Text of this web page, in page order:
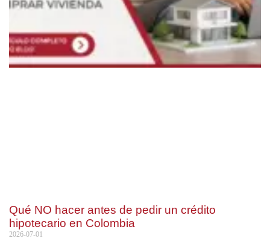
Qué NO hacer antes de pedir un crédito
hipotecario en Colombia
2026-07-01